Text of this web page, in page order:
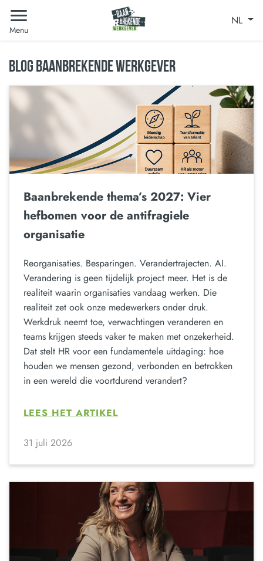
Menu
NL
BLOG BAANBREKENDE WERKGEVER
Baanbrekende thema’s 2027: Vier
hefbomen voor de antifragiele
organisatie
Reorganisaties. Besparingen. Verandertrajecten. AI.
Verandering is geen tijdelijk project meer. Het is de
realiteit waarin organisaties vandaag werken. Die
realiteit zet ook onze medewerkers onder druk.
Werkdruk neemt toe, verwachtingen veranderen en
teams krijgen steeds vaker te maken met onzekerheid.
Dat stelt HR voor een fundamentele uitdaging: hoe
houden we mensen gezond, verbonden en betrokken
in een wereld die voortdurend verandert?
LEES HET ARTIKEL
31 juli 2026